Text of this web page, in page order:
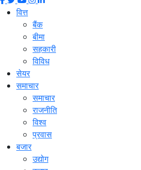
वित्त
बैंक
बीमा
सहकारी
विविध
सेयर
समाचार
समाचार
राजनीति
विश्व
प्रवास
बजार
उद्योग